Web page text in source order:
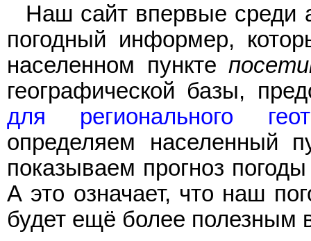
Наш сайт впервые среди
погодный информер,
населенном пункте
географической базы,
для регионального
определяем населенный
показываем прогноз
А это означает, что наш
будет ещё более полезным